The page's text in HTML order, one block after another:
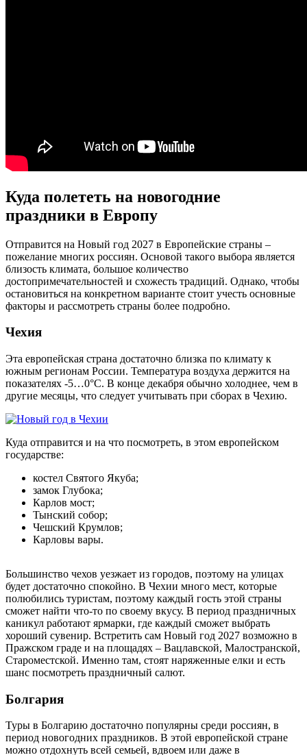
Куда полететь на новогодние
праздники в Европу
Отправится на Новый год 2027 в Европейские страны –
пожелание многих россиян. Основой такого выбора является
близость климата, большое количество
достопримечательностей и схожесть традиций. Однако, чтобы
остановиться на конкретном варианте стоит учесть основные
факторы и рассмотреть страны более подробно.
Чехия
Эта европейская страна достаточно близка по климату к
южным регионам России. Температура воздуха держится на
показателях -5…0°C. В конце декабря обычно холоднее, чем в
другие месяцы, что следует учитывать при сборах в Чехию.
Куда отправится и на что посмотреть, в этом европейском
государстве:
костел Святого Якуба;
замок Глубока;
Карлов мост;
Тынский собор;
Чешский Крумлов;
Карловы вары.
Большинство чехов уезжает из городов, поэтому на улицах
будет достаточно спокойно. В Чехии много мест, которые
полюбились туристам, поэтому каждый гость этой страны
сможет найти что-то по своему вкусу. В период праздничных
каникул работают ярмарки, где каждый сможет выбрать
хороший сувенир. Встретить сам Новый год 2027 возможно в
Пражском граде и на площадях – Вацлавской, Малостранской,
Староместской. Именно там, стоят наряженные елки и есть
шанс посмотреть праздничный салют.
Болгария
Туры в Болгарию достаточно популярны среди россиян, в
период новогодних праздников. В этой европейской стране
можно отдохнуть всей семьей, вдвоем или даже в